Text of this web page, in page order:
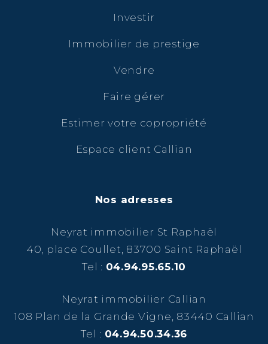
Investir
Immobilier de prestige
Vendre
Faire gérer
Estimer votre copropriété
Espace client Callian
Nos adresses
Neyrat immobilier St Raphaël
40, place Coullet, 83700 Saint Raphaël
Tel : 04.94.95.65.10
Neyrat immobilier Callian
108 Plan de la Grande Vigne, 83440 Callian
Tel : 04.94.50.34.36